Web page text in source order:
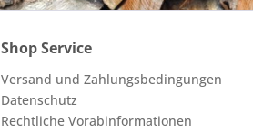
Shop Service
Versand und Zahlungsbedingungen
Datenschutz
Rechtliche Vorabinformationen